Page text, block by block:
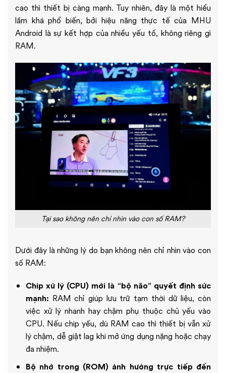
cao thì thiết bị càng mạnh. Tuy nhiên, đây là một hiểu
lầm khá phổ biến, bởi hiệu năng thực tế của MHU
Android là sự kết hợp của nhiều yếu tố, không riêng gì
RAM.
Tại sao không nên chỉ nhìn vào con số RAM?
Dưới đây là những lý do bạn không nên chỉ nhìn vào con
số RAM:
Chip xử lý (CPU) mới là “bộ não” quyết định sức
mạnh: RAM chỉ giúp lưu trữ tạm thời dữ liệu, còn
việc xử lý nhanh hay chậm phụ thuộc chủ yếu vào
CPU. Nếu chip yếu, dù RAM cao thì thiết bị vẫn xử
lý chậm, dễ giật lag khi mở ứng dụng nặng hoặc chạy
đa nhiệm.
Bộ nhớ trong (ROM) ảnh hưởng trực tiếp đến